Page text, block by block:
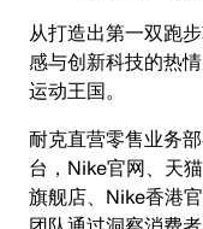
从打造出第一双跑
感与创新科技的热
运动王国。
耐克直营零售业务
台，Nike官网、天
旗舰店、Nike香港